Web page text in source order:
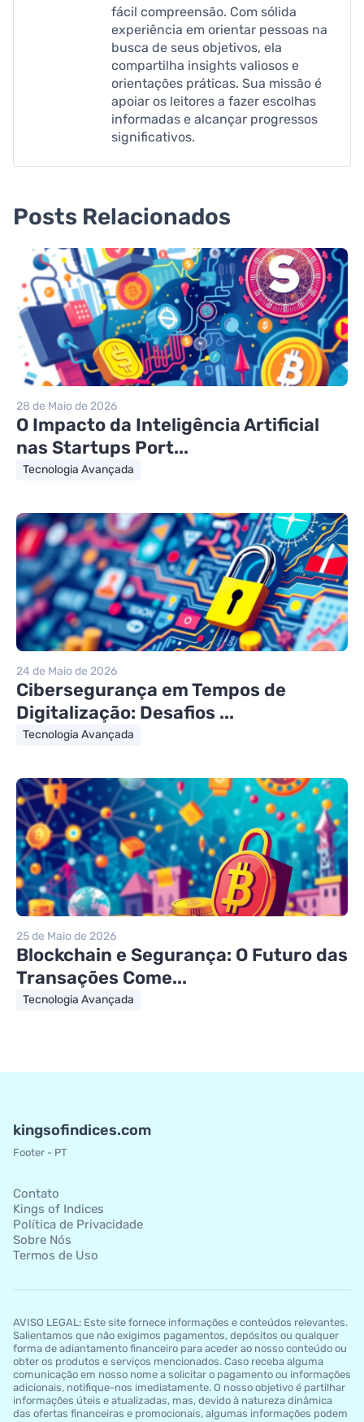
fácil compreensão. Com sólida
experiência em orientar pessoas na
busca de seus objetivos, ela
compartilha insights valiosos e
orientações práticas. Sua missão é
apoiar os leitores a fazer escolhas
informadas e alcançar progressos
significativos.
Posts Relacionados
28 de Maio de 2026
O Impacto da Inteligência Artificial
nas Startups Port...
Tecnologia Avançada
24 de Maio de 2026
Cibersegurança em Tempos de
Digitalização: Desafios ...
Tecnologia Avançada
25 de Maio de 2026
Blockchain e Segurança: O Futuro das
Transações Come...
Tecnologia Avançada
kingsofindices.com
Footer - PT
Contato
Kings of Indices
Política de Privacidade
Sobre Nós
Termos de Uso
AVISO LEGAL: Este site fornece informações e conteúdos relevantes.
Salientamos que não exigimos pagamentos, depósitos ou qualquer
forma de adiantamento financeiro para aceder ao nosso conteúdo ou
obter os produtos e serviços mencionados. Caso receba alguma
comunicação em nosso nome a solicitar o pagamento ou informações
adicionais, notifique-nos imediatamente. O nosso objetivo é partilhar
informações úteis e atualizadas, mas, devido à natureza dinâmica
das ofertas financeiras e promocionais, algumas informações podem